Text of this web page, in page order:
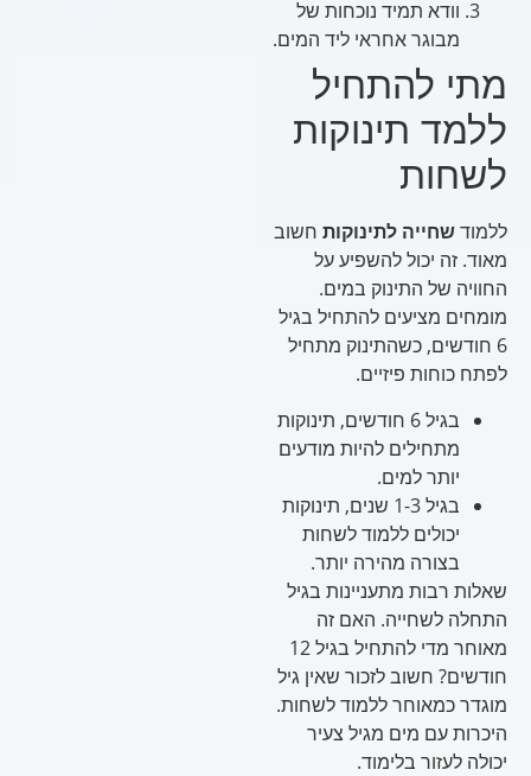
וודא תמיד נוכחות של
מבוגר אחראי ליד המים.
מתי להתחיל
ללמד תינוקות
לשחות
ללמודשחייה לתינוקותחשוב
מאוד. זה יכול להשפיע על
החוויה של התינוק במים.
מומחים מציעים להתחיל בגיל
6 חודשים, כשהתינוק מתחיל
לפתח כוחות פיזיים.
בגיל 6 חודשים, תינוקות
מתחילים להיות מודעים
יותר למים.
בגיל 1-3 שנים, תינוקות
יכולים ללמוד לשחות
בצורה מהירה יותר.
שאלות רבות מתעניינות בגיל
התחלה לשחייה. האם זה
מאוחר מדי להתחיל בגיל 12
חודשים? חשוב לזכור שאין גיל
מוגדר כמאוחר ללמוד לשחות.
היכרות עם מים מגיל צעיר
יכולה לעזור בלימוד.